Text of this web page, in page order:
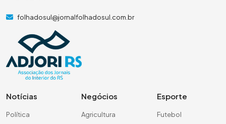
folhadosul@jornalfolhadosul.com.br
Notícias
Política
Negócios
Agricultura
Esporte
Futebol